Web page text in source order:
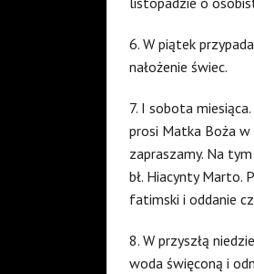
6. W piątek
nałożenie świec.
7. I sobota
prosi Matka Boża
zapraszamy. Na
bł. Hiacynty Marto.
fatimski i oddanie
8. W przyszłą
woda święconą i